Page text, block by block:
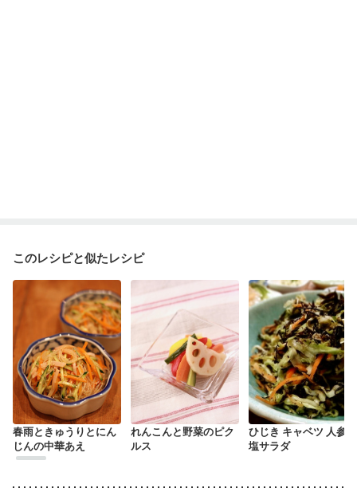
このレシピと似たレシピ
春雨ときゅうりとにん
じんの中華あえ
れんこんと野菜のピク
ルス
ひじき キャベツ 人参の
塩サラダ